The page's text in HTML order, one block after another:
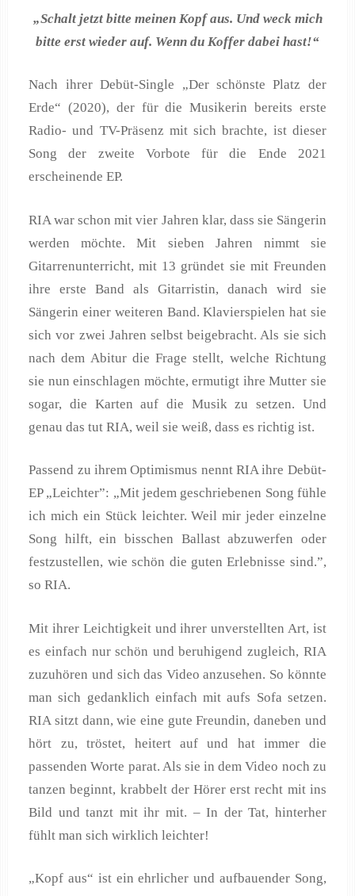
„Schalt jetzt bitte meinen Kopf aus. Und weck mich
bitte erst wieder auf. Wenn du Koffer dabei hast!“
Nach ihrer Debüt-Single „Der schönste Platz der
Erde“ (2020), der für die Musikerin bereits erste
Radio- und TV-Präsenz mit sich brachte, ist dieser
Song der zweite Vorbote für die Ende 2021
erscheinende EP.
RIA war schon mit vier Jahren klar, dass sie Sängerin
werden möchte. Mit sieben Jahren nimmt sie
Gitarrenunterricht, mit 13 gründet sie mit Freunden
ihre erste Band als Gitarristin, danach wird sie
Sängerin einer weiteren Band. Klavierspielen hat sie
sich vor zwei Jahren selbst beigebracht. Als sie sich
nach dem Abitur die Frage stellt, welche Richtung
sie nun einschlagen möchte, ermutigt ihre Mutter sie
sogar, die Karten auf die Musik zu setzen. Und
genau das tut RIA, weil sie weiß, dass es richtig ist.
Passend zu ihrem Optimismus nennt RIA ihre Debüt-
EP „Leichter”: „Mit jedem geschriebenen Song fühle
ich mich ein Stück leichter. Weil mir jeder einzelne
Song hilft, ein bisschen Ballast abzuwerfen oder
festzustellen, wie schön die guten Erlebnisse sind.”,
so RIA.
Mit ihrer Leichtigkeit und ihrer unverstellten Art, ist
es einfach nur schön und beruhigend zugleich, RIA
zuzuhören und sich das Video anzusehen. So könnte
man sich gedanklich einfach mit aufs Sofa setzen.
RIA sitzt dann, wie eine gute Freundin, daneben und
hört zu, tröstet, heitert auf und hat immer die
passenden Worte parat. Als sie in dem Video noch zu
tanzen beginnt, krabbelt der Hörer erst recht mit ins
Bild und tanzt mit ihr mit. – In der Tat, hinterher
fühlt man sich wirklich leichter!
„Kopf aus“ ist ein ehrlicher und aufbauender Song,